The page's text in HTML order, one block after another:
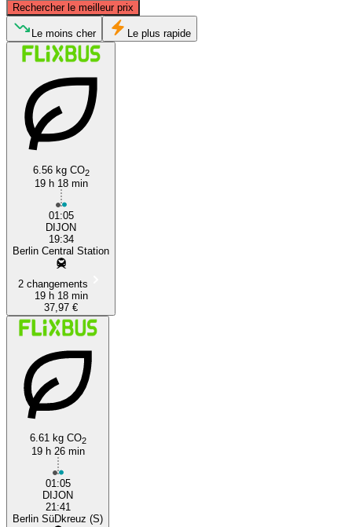
Rechercher le meilleur prix
Dijon
Le moins cher Le plus rapide
6.56 kg CO2
19 h 18 min
01:05
DIJON
19:34
Berlin Central Station
2 changements
19 h 18 min
37,97 €
6.61 kg CO2
19 h 26 min
01:05
DIJON
21:41
Berlin SüDkreuz (S)